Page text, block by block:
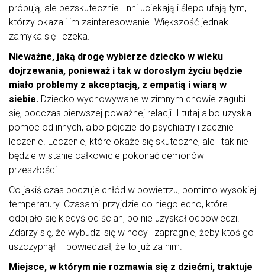
próbują, ale bezskutecznie. Inni uciekają i ślepo ufają tym,
którzy okazali im zainteresowanie. Większość jednak
zamyka się i czeka.
Nieważne, jaką drogę wybierze dziecko w wieku
dojrzewania, ponieważ i tak w dorosłym życiu będzie
miało problemy z akceptacją, z empatią i wiarą w
siebie. Dziecko wychowywane w zimnym chowie zagubi
się, podczas pierwszej poważnej relacji. I tutaj albo uzyska
pomoc od innych, albo pójdzie do psychiatry i zacznie
leczenie. Leczenie, które okaże się skuteczne, ale i tak nie
będzie w stanie całkowicie pokonać demonów
przeszłości.
Co jakiś czas poczuje chłód w powietrzu, pomimo wysokiej
temperatury. Czasami przyjdzie do niego echo, które
odbijało się kiedyś od ścian, bo nie uzyskał odpowiedzi.
Zdarzy się, że wybudzi się w nocy i zapragnie, żeby ktoś go
uszczypnął – powiedział, że to już za nim.
Miejsce, w którym nie rozmawia się z dziećmi, traktuje